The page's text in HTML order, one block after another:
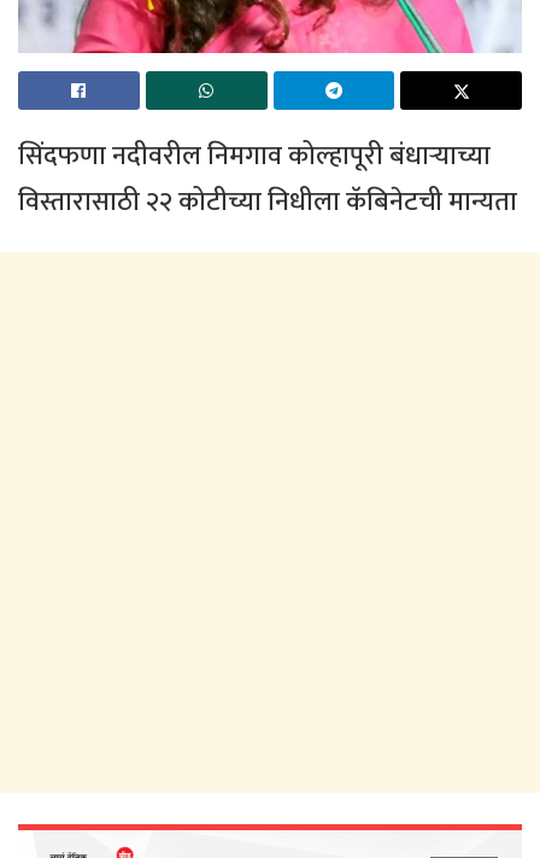
सिंदफणा नदीवरील निमगाव कोल्हापूरी बंधाऱ्याच्या
विस्तारासाठी २२ कोटीच्या निधीला कॅबिनेटची मान्यता